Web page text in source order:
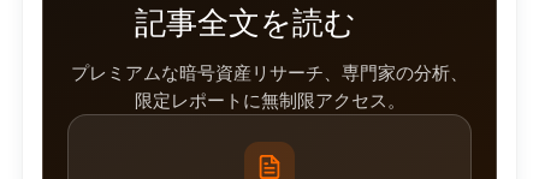
記事全文を読む
プレミアムな暗号資産リサーチ、専門家の分析、
限定レポートに無制限アクセス。